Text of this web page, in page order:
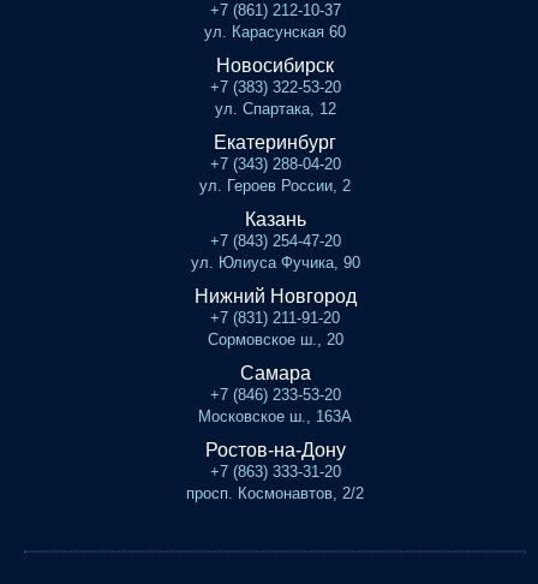
+7 (861) 212-10-37
ул. Карасунская 60
Новосибирск
+7 (383) 322-53-20
ул. Спартака, 12
Екатеринбург
+7 (343) 288-04-20
ул. Героев России, 2
Казань
+7 (843) 254-47-20
ул. Юлиуса Фучика, 90
Нижний Новгород
+7 (831) 211-91-20
Сормовское ш., 20
Самара
+7 (846) 233-53-20
Московское ш., 163А
Ростов-на-Дону
+7 (863) 333-31-20
просп. Космонавтов, 2/2